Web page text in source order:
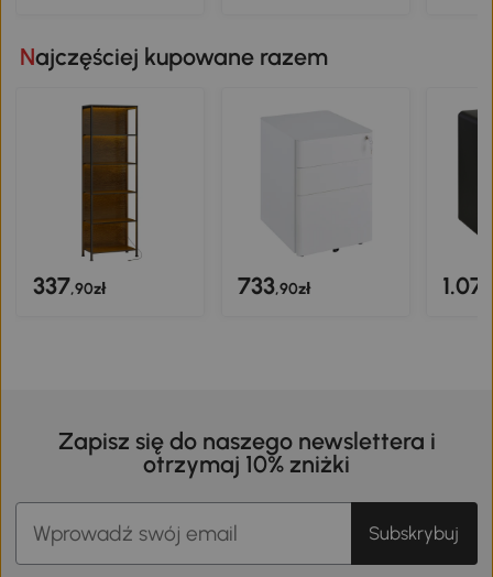
Najczęściej kupowane razem
337,90zł 733,90zł
Zapisz się do naszego newslettera i
otrzymaj 10% zniżki
Subskrybuj